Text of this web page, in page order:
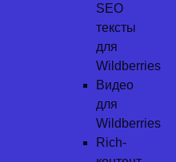
SEO
тексты
для
Wildberries
Видео
для
Wildberries
Rich-